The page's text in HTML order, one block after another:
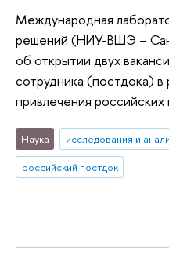
Международная
решений (НИУ-ВШЭ –
об открытии двух
сотрудника (постдока)
привлечения
Наука исследования и
российский постдок